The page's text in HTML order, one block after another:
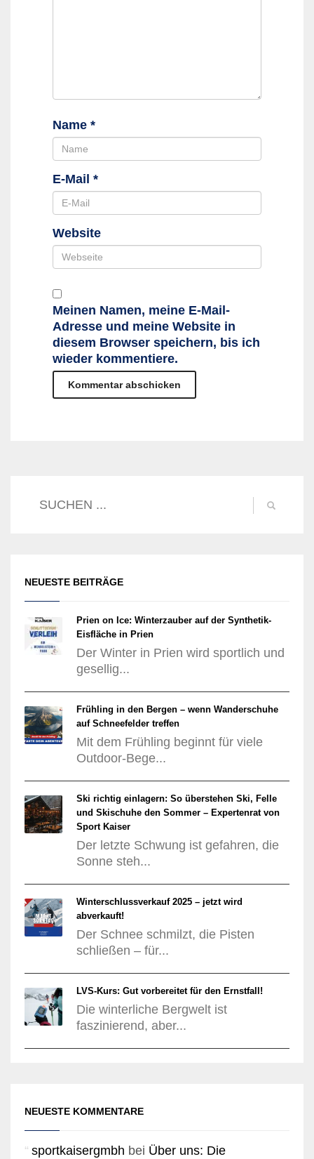
Name *
E-Mail *
Website
Meinen Namen, meine E-Mail-
Adresse und meine Website in
diesem Browser speichern, bis ich
wieder kommentiere.
NEUESTE BEITRÄGE
Prien on Ice: Winterzauber auf der Synthetik-
Eisfläche in Prien
Der Winter in Prien wird sportlich und
gesellig...
Frühling in den Bergen – wenn Wanderschuhe
auf Schneefelder treffen
Mit dem Frühling beginnt für viele
Outdoor-Bege...
Ski richtig einlagern: So überstehen Ski, Felle
und Skischuhe den Sommer – Expertenrat von
Sport Kaiser
Der letzte Schwung ist gefahren, die
Sonne steh...
Winterschlussverkauf 2025 – jetzt wird
abverkauft!
Der Schnee schmilzt, die Pisten
schließen – für...
LVS-Kurs: Gut vorbereitet für den Ernstfall!
Die winterliche Bergwelt ist
faszinierend, aber...
NEUESTE KOMMENTARE
sportkaisergmbh bei Über uns: Die